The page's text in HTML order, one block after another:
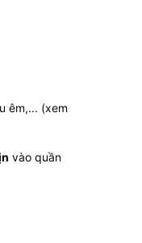
êm,... (xem
vào quần